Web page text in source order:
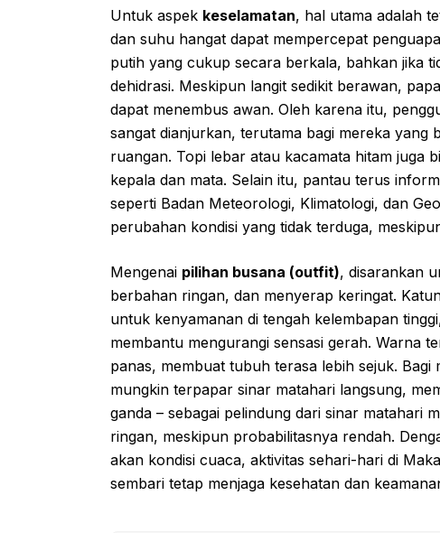
Untuk aspek keselamatan, hal utama adalah
dan suhu hangat dapat mempercepat
putih yang cukup secara berkala, bahkan jika
dehidrasi. Meskipun langit sedikit berawan,
dapat menembus awan. Oleh karena itu,
sangat dianjurkan, terutama bagi mereka yang
ruangan. Topi lebar atau kacamata hitam juga
kepala dan mata. Selain itu, pantau terus
seperti Badan Meteorologi, Klimatologi, dan
perubahan kondisi yang tidak terduga,
Mengenai pilihan busana (outfit), disarankan
berbahan ringan, dan menyerap keringat.
untuk kenyamanan di tengah kelembapan
membantu mengurangi sensasi gerah. Warna
panas, membuat tubuh terasa lebih sejuk.
mungkin terpapar sinar matahari langsung,
ganda – sebagai pelindung dari sinar matahari
ringan, meskipun probabilitasnya rendah.
akan kondisi cuaca, aktivitas sehari-hari di
sembari tetap menjaga kesehatan dan